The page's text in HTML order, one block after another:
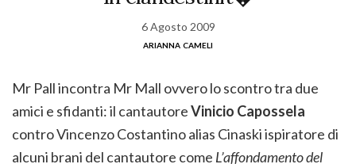
6 Agosto 2009
arianna cameli
Mr Pall incontra Mr Mall ovvero lo scontro tra due
amici e sfidanti: il cantautoreVinicio Capossela
contro Vincenzo Costantino alias Cinaski ispiratore di
alcuni brani del cantautore come L’affondamento del